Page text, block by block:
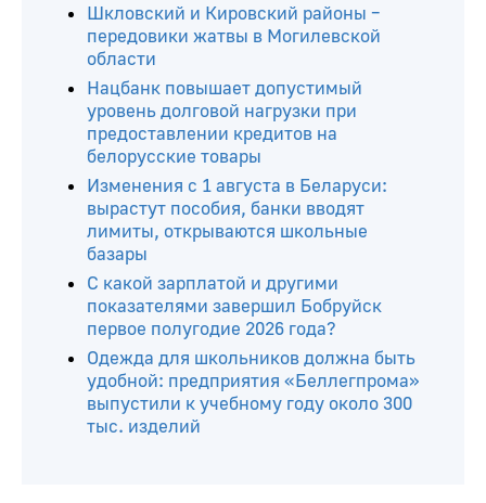
Шкловский и Кировский районы –
передовики жатвы в Могилевской
области
Нацбанк повышает допустимый
уровень долговой нагрузки при
предоставлении кредитов на
белорусские товары
Изменения с 1 августа в Беларуси:
вырастут пособия, банки вводят
лимиты, открываются школьные
базары
С какой зарплатой и другими
показателями завершил Бобруйск
первое полугодие 2026 года?
Одежда для школьников должна быть
удобной: предприятия «Беллегпрома»
выпустили к учебному году около 300
тыс. изделий